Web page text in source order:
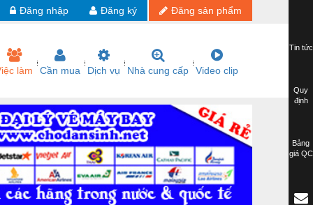
Đăng sản phẩm
Đăng ký
Đăng nhập
làm Cần mua Dịch vụ Nhà cung cấp Video clip
Tin tức
Quy
định
Bảng
giá QC